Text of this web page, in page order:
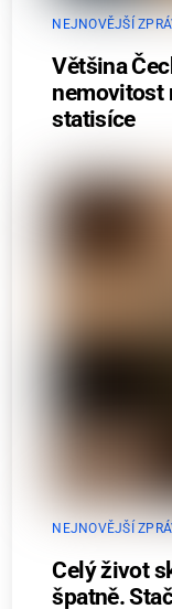
NEJNOVĚJŠÍ
Většina
nemovitost
statisíce
NEJNOVĚJŠÍ
Celý život
špatně.